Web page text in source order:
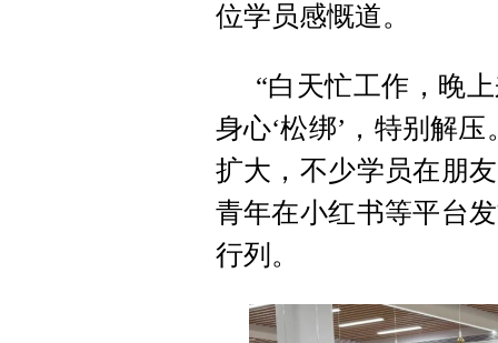
位学员感慨道。
“白天忙工作，晚
身心‘松绑’，特别解
扩大，不少学员在朋
青年在小红书等平台
行列。